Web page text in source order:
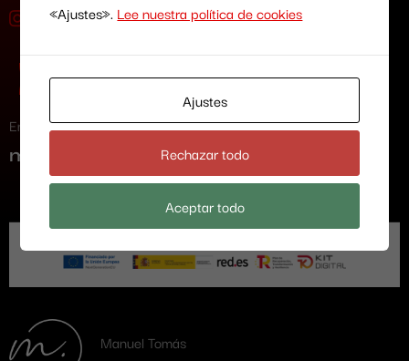
Contact
Email
manu@manueltomas.com
Manuel Tomás
«Ajustes». Lee nuestra política de cookies
Ajustes
Rechazar todo
Aceptar todo